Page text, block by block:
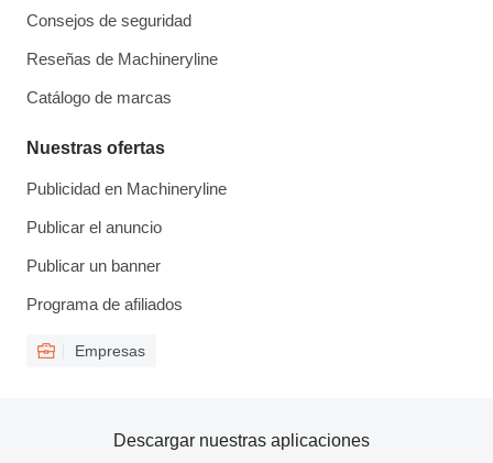
Consejos de seguridad
Reseñas de Machineryline
Catálogo de marcas
Nuestras ofertas
Publicidad en Machineryline
Publicar el anuncio
Publicar un banner
Programa de afiliados
Empresas
Descargar nuestras aplicaciones